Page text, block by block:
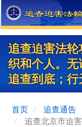
Skip
to
main
content
追查迫害法
织和个人。
追查到底；行
首页
追查通告
追查北京市迫